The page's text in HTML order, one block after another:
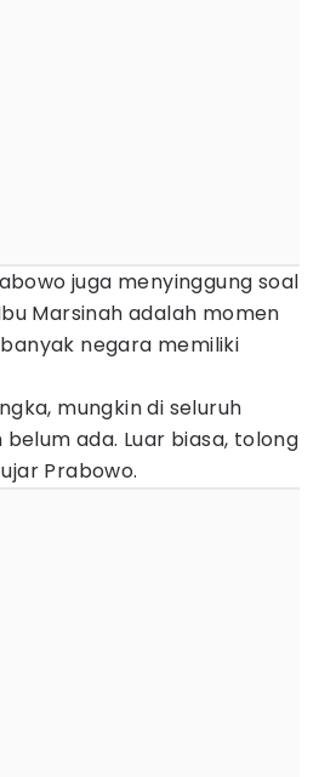
juga menyinggung soal
Marsinah adalah momen
negara memiliki
mungkin di seluruh
ada. Luar biasa, tolong
Prabowo.